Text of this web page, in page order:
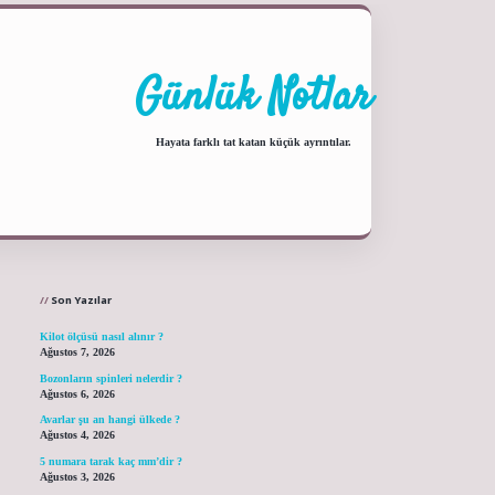
Günlük Notlar
Hayata farklı tat katan küçük ayrıntılar.
Son Yazılar
Kilot ölçüsü nasıl alınır ?
Ağustos 7, 2026
Bozonların spinleri nelerdir ?
Ağustos 6, 2026
Avarlar şu an hangi ülkede ?
Ağustos 4, 2026
5 numara tarak kaç mm’dir ?
Ağustos 3, 2026